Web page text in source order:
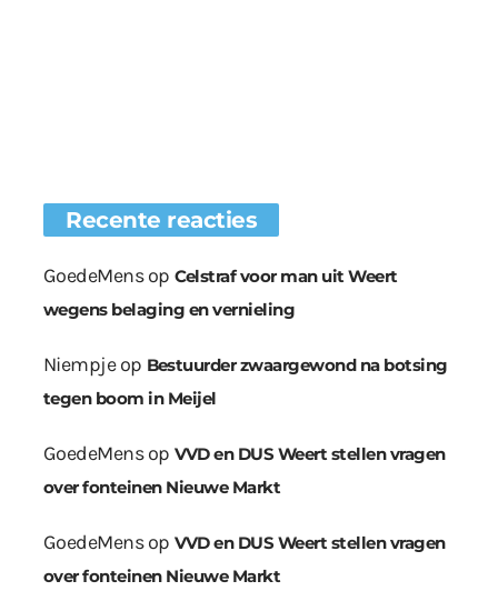
Recente reacties
GoedeMensop Celstraf voor man uit Weert
wegens belaging en vernieling
Niempjeop Bestuurder zwaargewond na botsing
tegen boom in Meijel
GoedeMensop VVD en DUS Weert stellen vragen
over fonteinen Nieuwe Markt
GoedeMensop VVD en DUS Weert stellen vragen
over fonteinen Nieuwe Markt